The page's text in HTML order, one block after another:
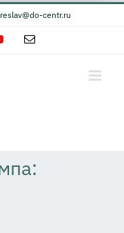
centr.ru
YouTubeEmail